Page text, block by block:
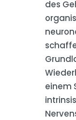
des
einem